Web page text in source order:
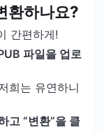
환하나요?
간편하게!
파일을 업로
희는 유연하니
고 “변환”을 클